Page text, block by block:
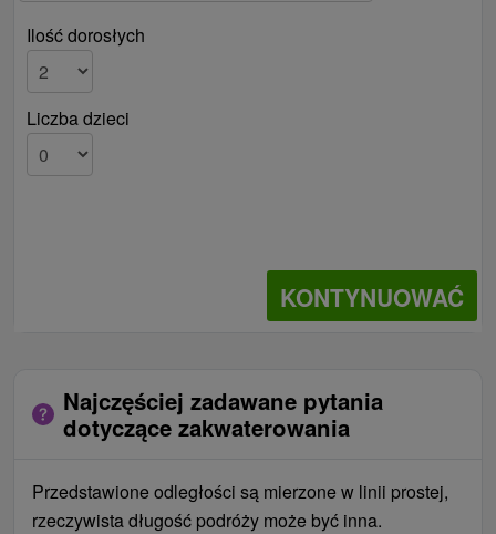
Ilość dorosłych
Liczba dzieci
KONTYNUOWAĆ
Najczęściej zadawane pytania
dotyczące zakwaterowania
Przedstawione odległości są mierzone w linii prostej,
rzeczywista długość podróży może być inna.